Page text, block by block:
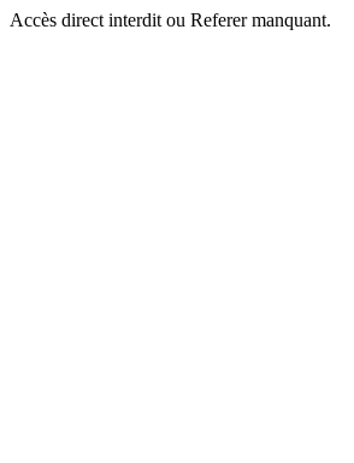
Accès direct interdit ou Referer manquant.